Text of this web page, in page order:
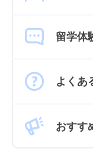
留学体
よくあ
おすす